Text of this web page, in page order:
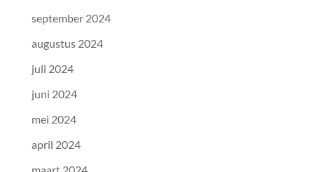
september 2024
augustus 2024
juli 2024
juni 2024
mei 2024
april 2024
maart 2024